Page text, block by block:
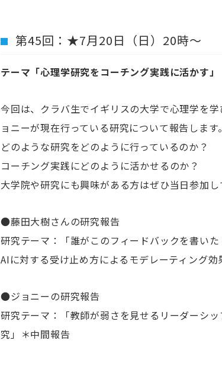
第45回：★7月20日（日） 20時～
テーマ「心理学研究をコーチング実践に活かす」
今回は、クラバ生でイギリスの大学で心理学を
ョニーが現在行っている研究について報告します。
どのような研究をどのように行っているのか？
コーチング実践にどのように活かせるのか？
大学院や研究にも興味がある方はぜひ当日参加
●藤田大樹さんの研究報告
研究テーマ：「誰がこのフィードバックを書い
AIに対する受け止め方によるモデレーティング効
●ジョニーの研究報告
研究テーマ：「教師が弱さを⾒せるリーダーシ
究」＊中間報告